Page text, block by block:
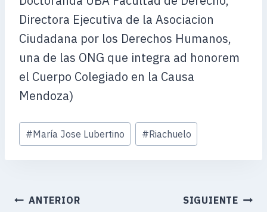
Directora Ejecutiva de la Asociacion
Ciudadana por los Derechos Humanos,
una de las ONG que integra ad honorem
el Cuerpo Colegiado en la Causa
Mendoza)
Etiquetas
de
la
#María Jose Lubertino #Riachuelo
ANTERIOR SIGUIENTE